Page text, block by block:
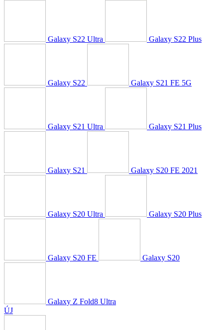
Galaxy S22 Ultra Galaxy S22 Plus
Galaxy S22 Galaxy S21 FE 5G
Galaxy S21 Ultra Galaxy S21 Plus
Galaxy S21 Galaxy S20 FE 2021
Galaxy S20 Ultra Galaxy S20 Plus
Galaxy S20 FE Galaxy S20
Galaxy Z Fold8 Ultra
ÚJ